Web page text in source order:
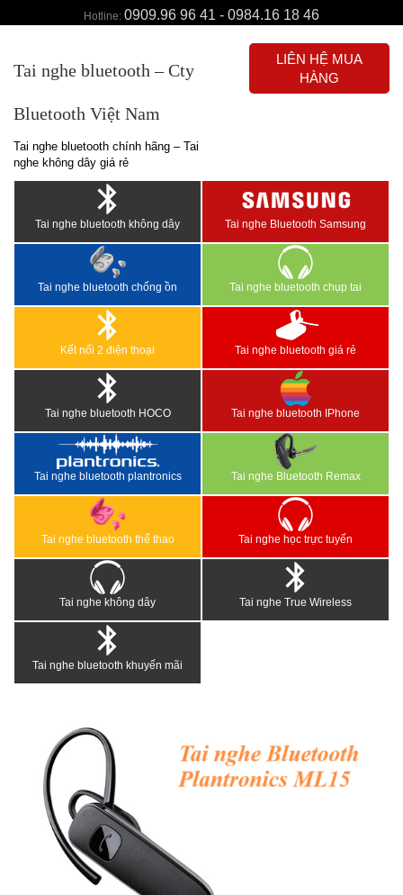
Hotline: 0909.96 96 41 - 0984.16 18 46
Tai nghe bluetooth – Cty
Bluetooth Việt Nam
Tai nghe bluetooth chính hãng – Tai
nghe không dây giá rẻ
LIÊN HỆ MUA
HÀNG
Tai nghe bluetooth không dây Tai nghe Bluetooth Samsung
Tai nghe bluetooth chống ồn Tai nghe bluetooth chụp tai
Kết nối 2 điện thoại Tai nghe bluetooth giá rẻ
Tai nghe bluetooth HOCO Tai nghe bluetooth IPhone
Tai nghe bluetooth plantronics Tai nghe Bluetooth Remax
Tai nghe bluetooth thể thao Tai nghe học trực tuyến
Tai nghe không dây Tai nghe True Wireless
Tai nghe bluetooth khuyến mãi